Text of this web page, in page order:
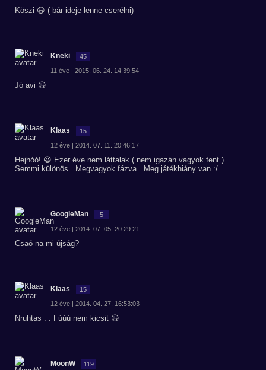
Köszi 😃 ( bár ideje lenne cserélni)
Kneki 45
11 éve | 2015. 06. 24. 14:39:54
Jó avi 😃
Klaas 15
12 éve | 2014. 07. 11. 20:46:17
Hejhóó! 😃 Ezer éve nem láttalak ( nem igazán vagyok fent ) .
Semmi különös . Megvagyok fázva . Meg játékhiány van :/
GoogleMan 5
12 éve | 2014. 07. 05. 20:29:21
Csaó na mi újság?
Klaas 15
12 éve | 2014. 04. 27. 16:53:03
Nruhtas : . Fúúú nem kicsit 😃
MoonW 119